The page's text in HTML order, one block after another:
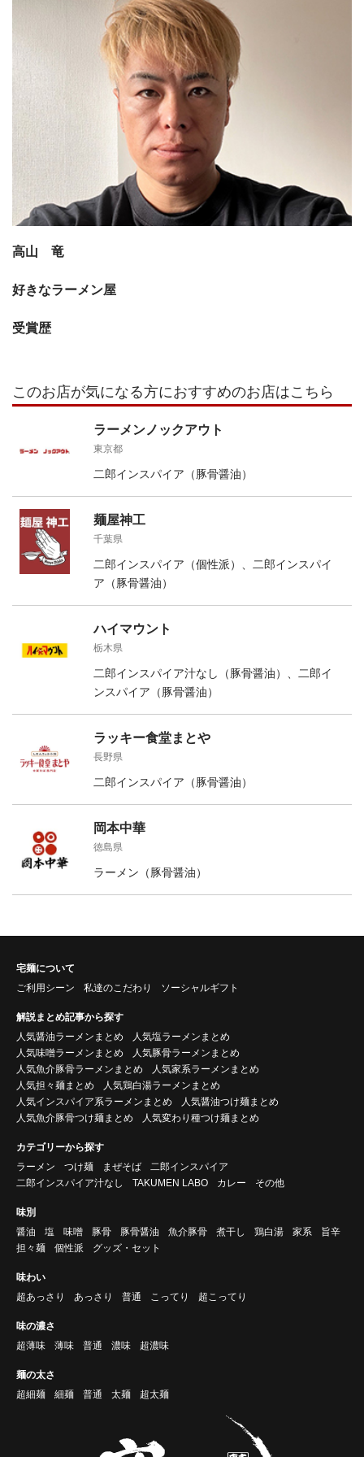
高山 竜
好きなラーメン屋
受賞歴
このお店が気になる方におすすめのお店はこちら
ラーメンノックアウト
東京都
二郎インスパイア（豚骨醤油）
麺屋神工
千葉県
二郎インスパイア（個性派）、二郎インスパイ
ア（豚骨醤油）
ハイマウント
栃木県
二郎インスパイア汁なし（豚骨醤油）、二郎イ
ンスパイア（豚骨醤油）
ラッキー食堂まとや
長野県
二郎インスパイア（豚骨醤油）
岡本中華
徳島県
ラーメン（豚骨醤油）
宅麺について
ご利用シーン
私達のこだわり ソーシャルギフト
解説まとめ記事から探す
人気醤油ラーメンまとめ
人気塩ラーメンまとめ
人気味噌ラーメンまとめ
人気豚骨ラーメンまとめ
人気魚介豚骨ラーメンまとめ
人気家系ラーメンまとめ
人気担々麺まとめ
人気鶏白湯ラーメンまとめ
人気インスパイア系ラーメンまとめ
人気醤油つけ麺まとめ
人気魚介豚骨つけ麺まとめ
人気変わり種つけ麺まとめ
カテゴリーから探す
ラーメン
つけ麺 まぜそば
二郎インスパイア
二郎インスパイア汁なし
TAKUMEN LABO カレー その他
味別
醤油
塩 味噌 豚骨 豚骨醤油 魚介豚骨 煮干し 鶏白湯 家系
旨辛
担々麺
個性派 グッズ・セット
味わい
超あっさり
あっさり 普通 こってり 超こってり
味の濃さ
超薄味
薄味 普通 濃味 超濃味
麺の太さ
超細麺
細麺 普通 太麺 超太麺